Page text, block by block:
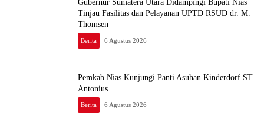
Gubernur Sumatera Utara Didampingi Bupati Nias
Tinjau Fasilitas dan Pelayanan UPTD RSUD dr. M.
Thomsen
Berita 6 Agustus 2026
Pemkab Nias Kunjungi Panti Asuhan Kinderdorf ST.
Antonius
Berita 6 Agustus 2026